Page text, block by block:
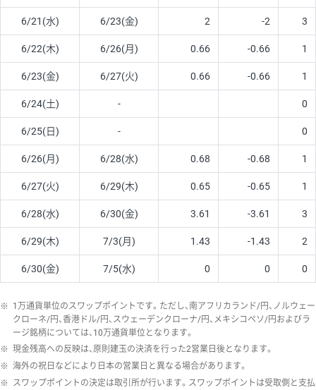
6/21(水) 6/23(金) 2 -2 3
6/22(木) 6/26(月) 0.66 -0.66 1
6/23(金) 6/27(火) 0.66 -0.66 1
6/24(土) - 0
6/25(日) - 0
6/26(月) 6/28(水) 0.68 -0.68 1
6/27(火) 6/29(木) 0.65 -0.65 1
6/28(水) 6/30(金) 3.61 -3.61 3
6/29(木) 7/3(月) 1.43 -1.43 2
6/30(金) 7/5(水) 0 0 0
※ 1万通貨単位のスワップポイントです。ただし、南アフリカランド/円、ノルウェー
クローネ/円、香港ドル/円、スウェーデンクローナ/円、メキシコペソ/円およびラ
ージ銘柄については、10万通貨単位となります。
※ 現金残高への反映は、原則建玉の決済を行った2営業日後となります。
※ 海外の祝日などにより日本の営業日と異なる場合があります。
※ スワップポイントの決定は取引所が行います。スワップポイントは受取側と支払